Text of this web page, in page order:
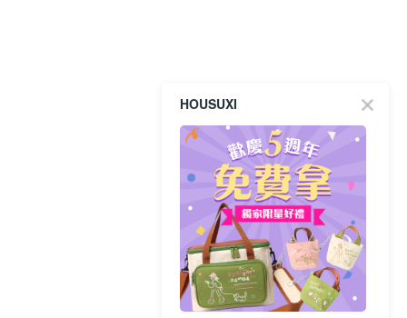
HOUSUXI